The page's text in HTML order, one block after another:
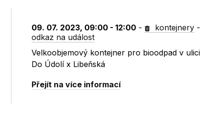
09. 07. 2023, 09:00 - 12:00 - kontejnery -
odkaz na událost
Velkoobjemový kontejner pro bioodpad v ulici
Do Údolí x Libeňská
Přejít na více informací